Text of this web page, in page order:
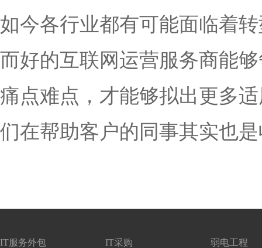
如今各行业都有可能面临着
而好的互联网运营服务商能
痛点难点，才能够拟出更多
们在帮助客户的同事其实也
IT服务外包 IT采购 弱电工程